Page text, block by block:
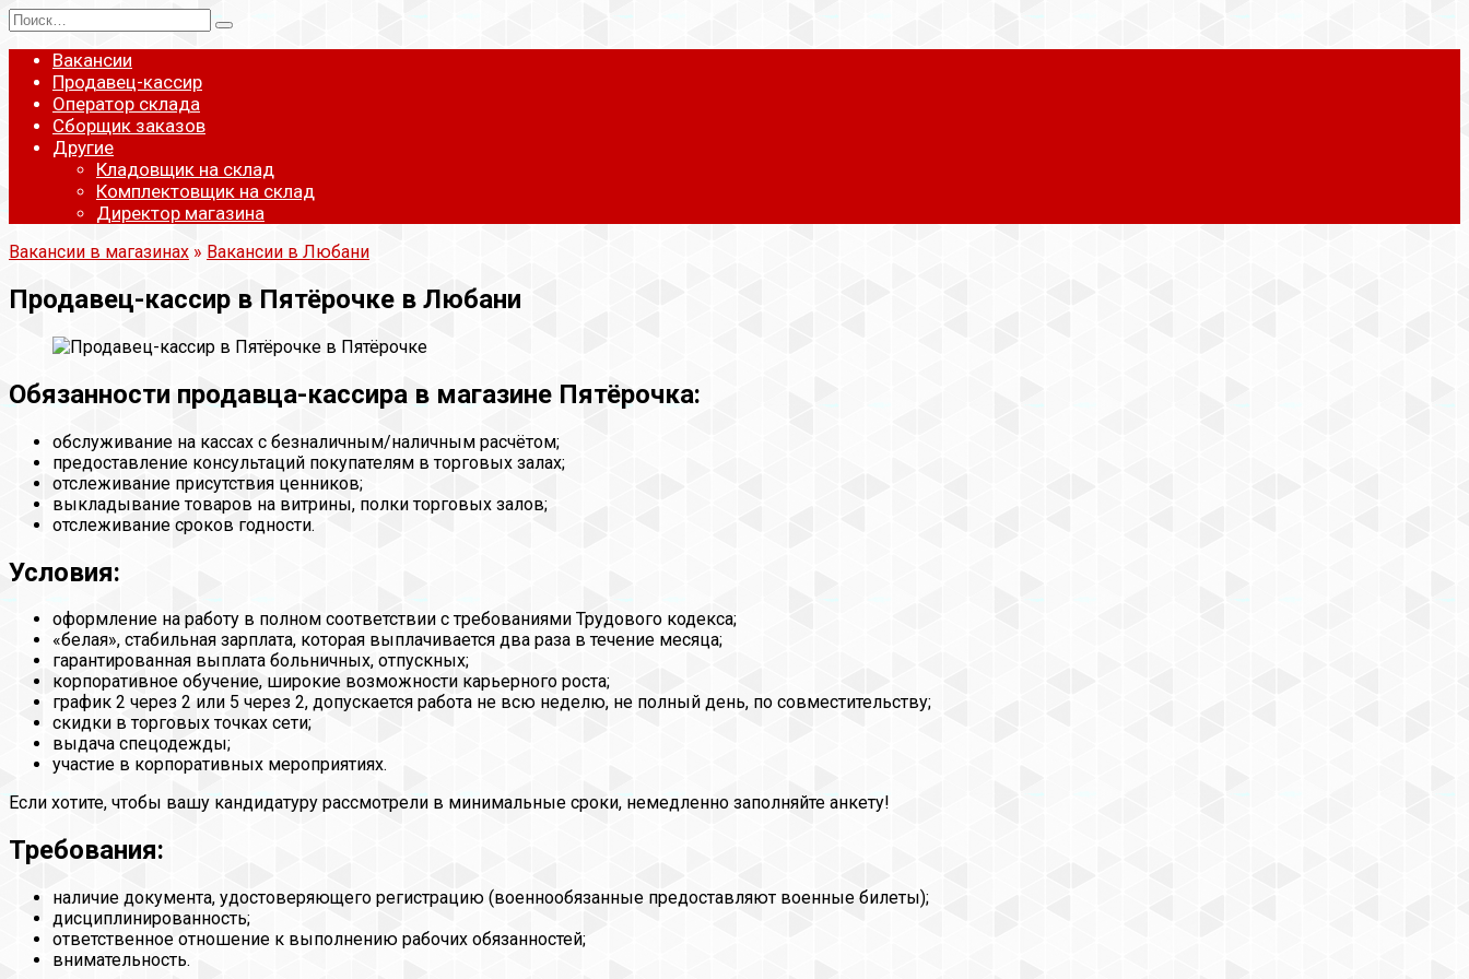
Перейти
к
содержанию
Search
for:
Вакансии
Продавец-кассир
Оператор склада
Сборщик заказов
Другие
Кладовщик на склад
Комплектовщик на склад
Директор магазина
Вакансии в магазинах » Вакансии в Любани
Продавец-кассир в Пятёрочке в Любани
Обязанности продавца-кассира в магазине Пятёрочка:
обслуживание на кассах с безналичным/наличным расчётом;
предоставление консультаций покупателям в торговых залах;
отслеживание присутствия ценников;
выкладывание товаров на витрины, полки торговых залов;
отслеживание сроков годности.
Условия:
оформление на работу в полном соответствии с требованиями Трудового кодекса;
«белая», стабильная зарплата, которая выплачивается два раза в течение месяца;
гарантированная выплата больничных, отпускных;
корпоративное обучение, широкие возможности карьерного роста;
график 2 через 2 или 5 через 2, допускается работа не всю неделю, не полный день, по совместительству;
скидки в торговых точках сети;
выдача спецодежды;
участие в корпоративных мероприятиях.
Если хотите, чтобы вашу кандидатуру рассмотрели в минимальные сроки, немедленно заполняйте анкету!
Требования:
наличие документа, удостоверяющего регистрацию (военнообязанные предоставляют военные билеты);
дисциплинированность;
ответственное отношение к выполнению рабочих обязанностей;
внимательность.